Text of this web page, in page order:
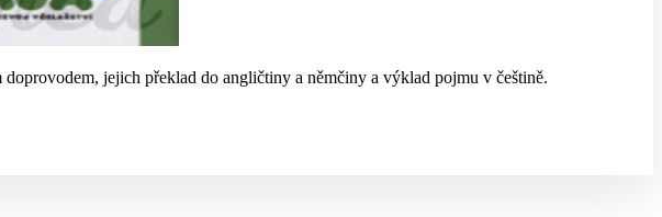
jejich překlad do angličtiny a němčiny a výklad pojmu v češtině.